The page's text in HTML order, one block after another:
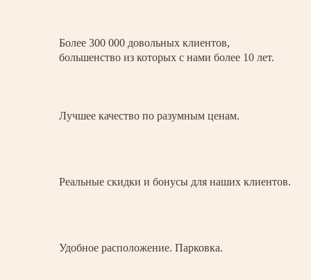
Более 300 000 довольных клиентов,
большенство из которых с нами более 10 лет.
Лучшее качество по разумным ценам.
Реальные скидки и бонусы для наших клиентов.
Удобное расположение. Парковка.